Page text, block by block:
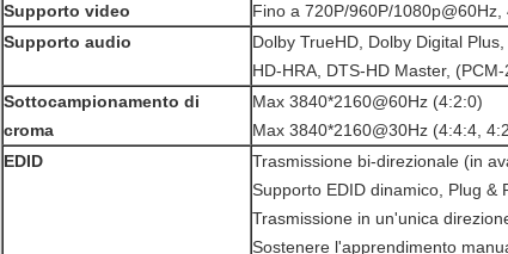
Supporto video
Fino a 720P/960P/1080p@60Hz,
Supporto audio
Dolby TrueHD, Dolby Digital
HD-HRA, DTS-HD Master, (PCM-
Sottocampionamento di
croma
Max 3840*2160@60Hz (4:2:0)
Max 3840*2160@30Hz (4:4:4,
EDID
Trasmissione bi-direzionale (in
Supporto EDID dinamico, Plug &
Trasmissione in un'unica
Sostenere l'apprendimento